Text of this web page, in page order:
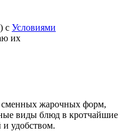
с Условиями
их
сменных жарочных форм,
виды блюд в кротчайшие
и удобством.